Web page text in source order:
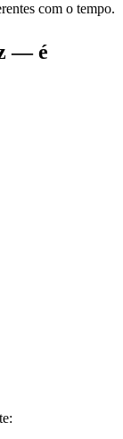
com o tempo.
— é